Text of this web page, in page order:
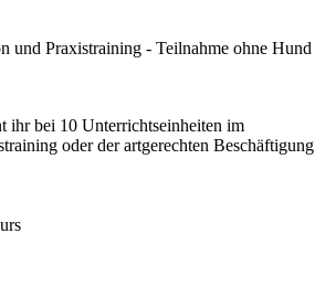
und Praxistraining - Teilnahme ohne Hund
ihr bei 10 Unterrichtseinheiten im
oder der artgerechten Beschäftigung